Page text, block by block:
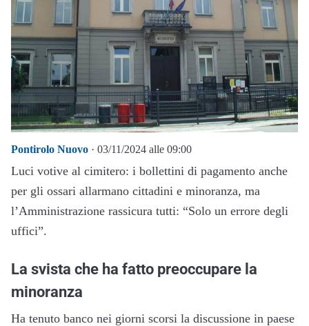
Pontirolo Nuovo · 03/11/2024 alle 09:00
Luci votive al cimitero: i bollettini di pagamento anche
per gli ossari allarmano cittadini e minoranza, ma
l’Amministrazione rassicura tutti: “Solo un errore degli
uffici”.
La svista che ha fatto preoccupare la
minoranza
Ha tenuto banco nei giorni scorsi la discussione in paese